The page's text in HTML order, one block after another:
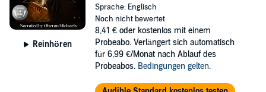
Reinhören
Sprache: Englisch
Noch nicht bewertet
8,41 € oder kostenlos mit einem
Probeabo. Verlängert sich automatisch
für 6,99 €/Monat nach Ablauf des
Probeabos. Bedingungen gelten.